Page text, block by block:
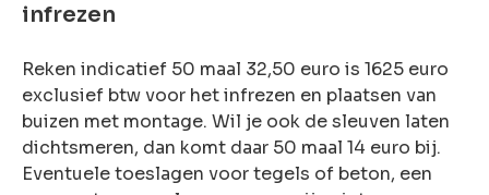
infrezen
Reken indicatief 50 maal 32,50 euro is 1625 euro
exclusief btw voor het infrezen en plaatsen van
buizen met montage. Wil je ook de sleuven laten
dichtsmeren, dan komt daar 50 maal 14 euro bij.
Eventuele toeslagen voor tegels of beton, een